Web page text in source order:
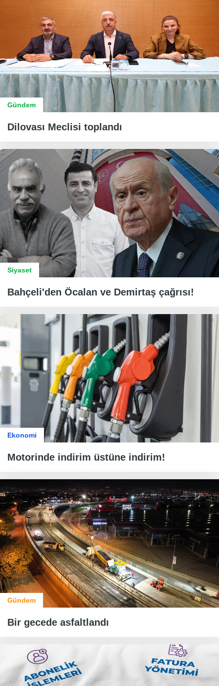
Gündem
Dilovası Meclisi toplandı
Siyaset
Bahçeli'den Öcalan ve Demirtaş çağrısı!
Ekonomi
Motorinde indirim üstüne indirim!
Gündem
Bir gecede asfaltlandı